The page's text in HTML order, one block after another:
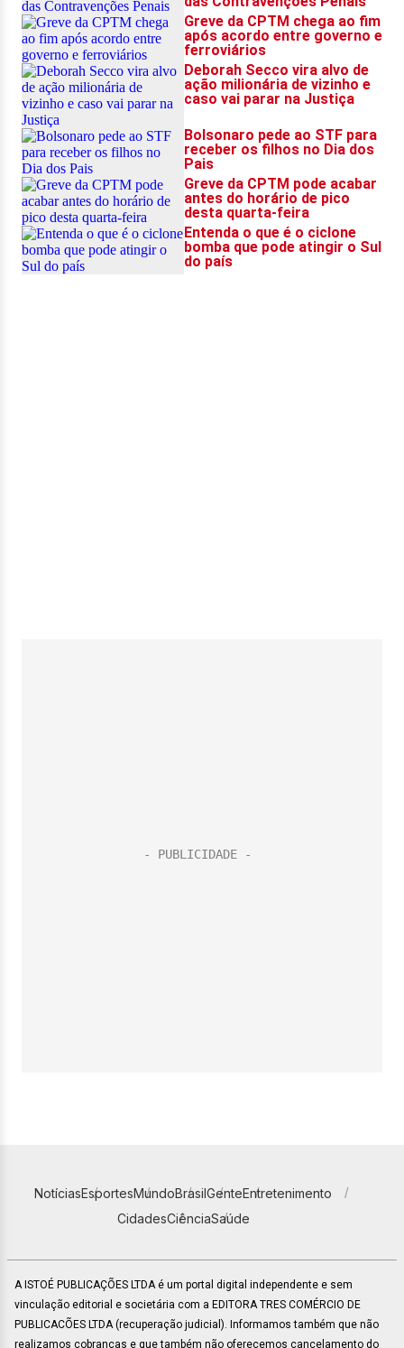
NotíciasEsportesMundoBrasilGenteEntretenimento
CidadesCiênciaSaúde
A ISTOÉ PUBLICAÇÕES LTDA é um portal digital independente e sem
vinculação editorial e societária com a EDITORA TRES COMÉRCIO DE
PUBLICACÕES LTDA (recuperação judicial). Informamos também que não
realizamos cobranças e que também não oferecemos cancelamento do